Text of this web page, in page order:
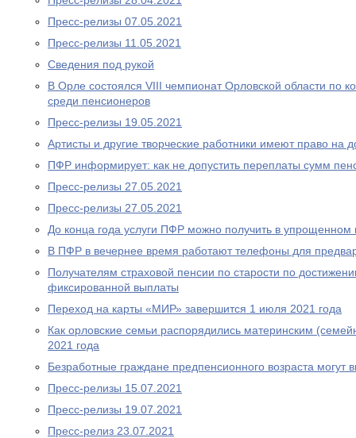
Пресс-релизы 07.05.2021
Пресс-релизы 11.05.2021
Сведения под рукой
В Орле состоялся VIII чемпионат Орловской области по
среди пенсионеров
Пресс-релизы 19.05.2021
Артисты и другие творческие работники имеют право на
ПФР информирует: как не допустить переплаты сумм
Пресс-релизы 27.05.2021
Пресс-релизы 27.05.2021
До конца года услуги ПФР можно получить в упрощенном
В ПФР в вечернее время работают телефоны для
Получателям страховой пенсии по старости по
фиксированной выплаты
Переход на карты «МИР» завершится 1 июля 2021 года
Как орловские семьи распорядились материнским
2021 года
Безработные граждане предпенсионного возраста
Пресс-релизы 15.07.2021
Пресс-релизы 19.07.2021
Пресс-релиз 23.07.2021